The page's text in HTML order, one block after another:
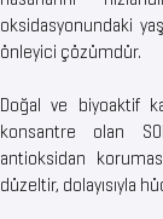
oksidasyonundaki
önleyici çözümdür.
Doğal ve biyoaktif
konsantre olan
antioksidan
düzeltir, dolayısıyla